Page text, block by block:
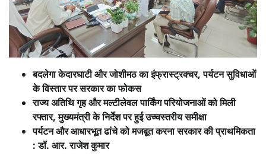
बदलेगा केदारघाटी और जोशीमठ का इंफ्रास्ट्रक्चर, पर्यटन सुविधाओं
के विस्तार पर सरकार का फोकस
राज्य अतिथि गृह और मल्टीलेवल पार्किंग परियोजनाओं को मिली
रफ्तार, मुख्यमंत्री के निर्देश पर हुई उच्चस्तरीय समीक्षा
पर्यटन और आधारभूत ढांचे को मजबूत करना सरकार की प्राथमिकता
: डॉ. आर. राजेश कुमार